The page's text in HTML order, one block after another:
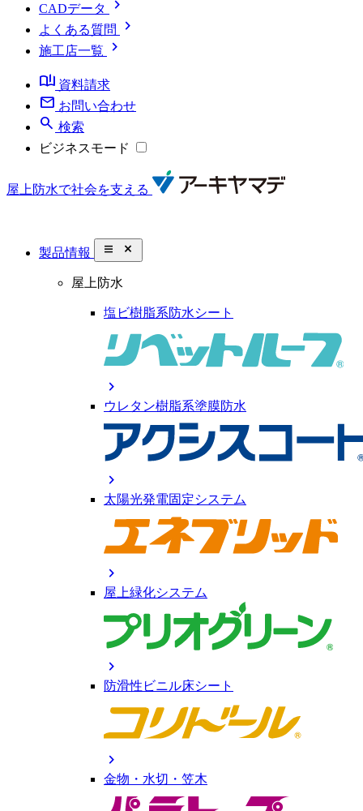
CADデータ chevron_right
よくある質問 chevron_right
施工店一覧
chevron_right
book_ribbon 資料請求
mail お問い合わせ
search 検索
ビジネスモード
屋上防水で社会を支える
製品情報 close_small
屋上防水
塩ビ樹脂系防水シート
chevron_right
ウレタン樹脂系塗膜防水
chevron_right
太陽光発電固定システム
chevron_right
屋上緑化システム
chevron_right
防滑性ビニル床シート
chevron_right
金物・水切・笠木